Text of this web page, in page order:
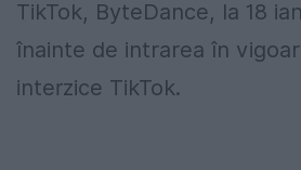
TikTok, ByteDance, la 18
înainte de intrarea în
interzice TikTok.